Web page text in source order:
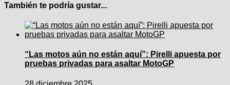
También te podría gustar...
“Las motos aún no están aquí”: Pirelli apuesta por
pruebas privadas para asaltar MotoGP